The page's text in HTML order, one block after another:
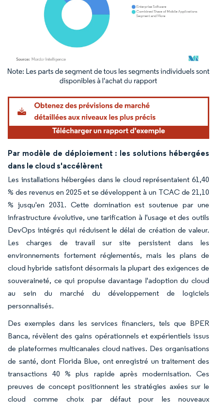
Image © Mordor Intelligence. La réutilisation nécessite une attribution sous CC BY
Par modèle de déploiement : les solutions hébergées
dans le cloud s'accélèrent
Les installations hébergées dans le cloud représentaient 61,40
% des revenus en 2025 et se développent à un TCAC de 21,10
% jusqu'en 2031. Cette domination est soutenue par une
infrastructure évolutive, une tarification à l'usage et des outils
DevOps intégrés qui réduisent le délai de création de valeur.
Les charges de travail sur site persistent dans les
environnements fortement réglementés, mais les plans de
cloud hybride satisfont désormais la plupart des exigences de
souveraineté, ce qui propulse davantage l'adoption du cloud
au sein du marché du développement de logiciels
personnalisés.
Des exemples dans les services financiers, tels que BPER
Banca, révèlent des gains opérationnels et expérientiels issus
de plateformes multicanales cloud natives. Des organisations
de santé, dont Florida Blue, ont enregistré un traitement des
transactions 40 % plus rapide après modernisation. Ces
preuves de concept positionnent les stratégies axées sur le
cloud comme choix par défaut pour les nouveaux